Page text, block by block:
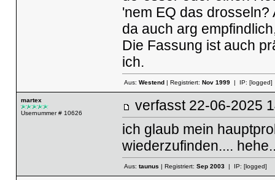
'nem EQ das
da auch arg
Die Fassung ist auch
ich.
Aus: Westend| Registriert: Nov 1999| IP: [logged]
martex
Usernummer # 10626
verfasst 22-06-
ich glaub mein
wiederzufinden....
Aus: taunus | Registriert: Sep 2003| IP: [logged]